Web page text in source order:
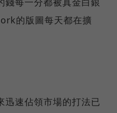
的版圖每天都在擴
迅速佔領市場的打法已